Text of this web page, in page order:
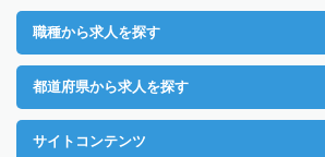
職種から求人を探す
都道府県から求人を探す
サイトコンテンツ